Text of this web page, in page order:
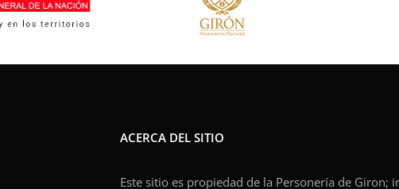
ACERCA DEL SITIO
Este sitio es propiedad de la Personería de Giron;